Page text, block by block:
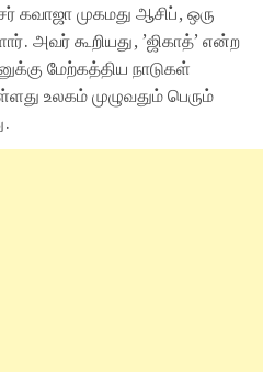
கவாஜா முகமது ஆசிப், ஒரு
அவர் கூறியது, ’ஜிகாத்’ என்ற
மேற்கத்திய நாடுகள்
உலகம் முழுவதும் பெரும்